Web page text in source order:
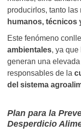
producirlos, tanto las
humanos, técnicos
Este fenómeno
ambientales, ya
generan una
responsables de la
del sistema
Plan para la
Desperdicio